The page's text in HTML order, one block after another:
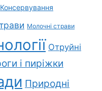
Консервування
Молочні страви
Отруйні
і пиріжки
Природні